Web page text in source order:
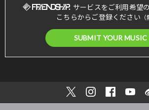
サービスをご利用希望
こちらからご登録ください
SUBMIT YOUR MUSIC